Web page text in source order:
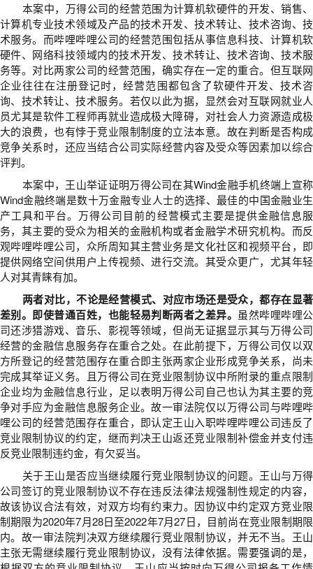
本案中，万得公司的经营范围为计算机软硬件的开发、销售、
计算机专业技术领域及产品的技术开发、技术转让、技术咨询、技
术服务。而哔哩哔哩公司的经营范围包括从事信息科技、计算机软
硬件、网络科技领域内的技术开发、技术转让、技术咨询、技术服
务等。对比两家公司的经营范围，确实存在一定的重合。但互联网
企业往往在注册登记时，经营范围都包含了软硬件开发、技术咨
询、技术转让、技术服务。若仅以此为据，显然会对互联网就业人
员尤其是软件工程师再就业造成极大障碍，对社会人力资源造成极
大的浪费，也有悖于竞业限制制度的立法本意。故在判断是否构成
竞争关系时，还应当结合公司实际经营内容及受众等因素加以综合
评判。
本案中，王山举证证明万得公司在其Wind金融手机终端上宣称
Wind金融终端是数十万金融专业人士的选择、最佳的中国金融业生
产工具和平台。万得公司目前的经营模式主要是提供金融信息服
务，其主要的受众为相关的金融机构或者金融学术研究机构。而反
观哔哩哔哩公司，众所周知其主营业务是文化社区和视频平台，即
提供网络空间供用户上传视频、进行交流。其受众更广，尤其年轻
人对其青睐有加。
两者对比，不论是经营模式、对应市场还是受众，都存在显著
差别。即使普通百姓，也能轻易判断两者之差异。 虽然哔哩哔哩公
司还涉猎游戏、音乐、影视等领域，但尚无证据显示其与万得公司
经营的金融信息服务存在重合之处。在此前提下，万得公司仅以双
方所登记的经营范围存在重合即主张两家企业形成竞争关系，尚未
完成其举证义务。且万得公司在竞业限制协议中所附录的重点限制
企业均为金融信息行业，足以表明万得公司自己也认为其主要的竞
争对手应为金融信息服务企业。故一审法院仅以万得公司与哔哩哔
哩公司的经营范围存在重合，即认定王山入职哔哩哔哩公司违反了
竞业限制协议的约定，继而判决王山返还竞业限制补偿金并支付违
反竞业限制违约金，有欠妥当。
关于王山是否应当继续履行竞业限制协议的问题。王山与万得
公司签订的竞业限制协议不存在违反法律法规强制性规定的内容，
故该协议合法有效，对双方均有约束力。因协议中约定双方竞业限
制期限为2020年7月28日至2022年7月27日，目前尚在竞业限制期限
内。故一审法院判决双方继续履行竞业限制协议，并无不当。王山
主张无需继续履行竞业限制协议，没有法律依据。需要强调的是，